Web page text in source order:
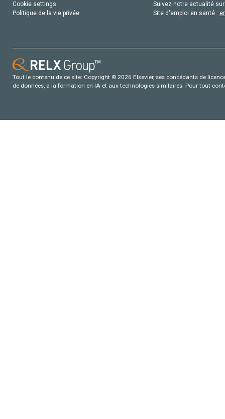
Cookie settings
Politique de la vie privée
Suivez notre actualité
Site d'emploi en santé :
Tout le contenu de ce site: Copyright © 2026 Elsevier, ses concédants de
de données, a la formation en IA et aux technologies similaires. Pour tout